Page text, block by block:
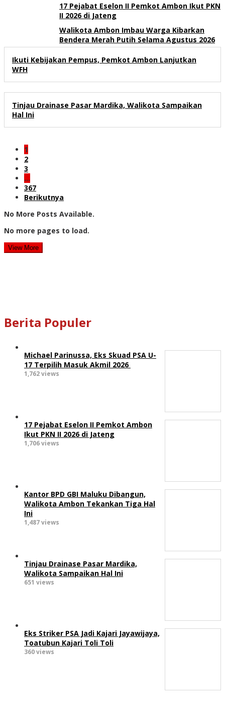
17 Pejabat Eselon II Pemkot Ambon Ikut PKN
II 2026 di Jateng
Walikota Ambon Imbau Warga Kibarkan
Bendera Merah Putih Selama Agustus 2026
Ikuti Kebijakan Pempus, Pemkot Ambon Lanjutkan
WFH
Tinjau Drainase Pasar Mardika, Walikota Sampaikan
Hal Ini
1
2
3
…
367
Berikutnya
No More Posts Available.
No more pages to load.
View More
Berita Populer
Michael Parinussa, Eks Skuad PSA U-
17 Terpilih Masuk Akmil 2026
1,762 views
17 Pejabat Eselon II Pemkot Ambon
Ikut PKN II 2026 di Jateng
1,706 views
Kantor BPD GBI Maluku Dibangun,
Walikota Ambon Tekankan Tiga Hal
Ini
1,487 views
Tinjau Drainase Pasar Mardika,
Walikota Sampaikan Hal Ini
651 views
Eks Striker PSA Jadi Kajari Jayawijaya,
Toatubun Kajari Toli Toli
360 views